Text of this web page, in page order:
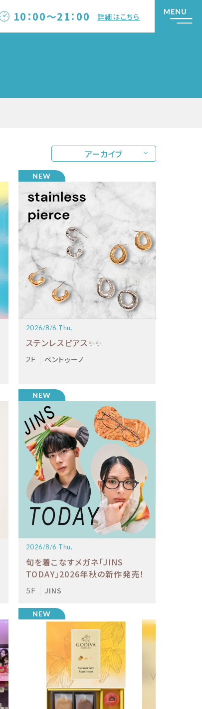
10：00～21：00 詳細はこちら
アーカイブ
2026/8/6 Thu.
ステンレスピアス✨✨
2F ベントゥーノ
2026/8/6 Thu.
旬を着こなすメガネ「JINS
TODAY」2026年秋の新作発売！
5F JINS